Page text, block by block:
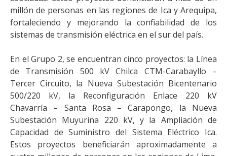
millón de personas en las regiones de Ica y Arequipa,
fortaleciendo y mejorando la confiabilidad de los
sistemas de transmisión eléctrica en el sur del país.
En el Grupo 2, se encuentran cinco proyectos: la Línea
de Transmisión 500 kV Chilca CTM-Carabayllo –
Tercer Circuito, la Nueva Subestación Bicentenario
500/220 kV, la Reconfiguración Enlace 220 kV
Chavarría – Santa Rosa – Carapongo, la Nueva
Subestación Muyurina 220 kV, y la Ampliación de
Capacidad de Suministro del Sistema Eléctrico Ica.
Estos proyectos beneficiarán aproximadamente a